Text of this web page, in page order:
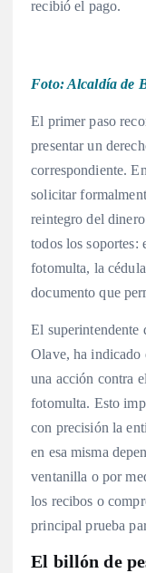
recibió el pago.
Foto: Alcaldía de
El primer paso
presentar un
correspondiente.
solicitar
reintegro del
todos los soportes:
fotomulta, la
documento que
El superintendente
Olave, ha indicado
una acción contra
fotomulta. Esto
con precisión la
en esa misma
ventanilla o por
los recibos o
principal prueba
El billón de